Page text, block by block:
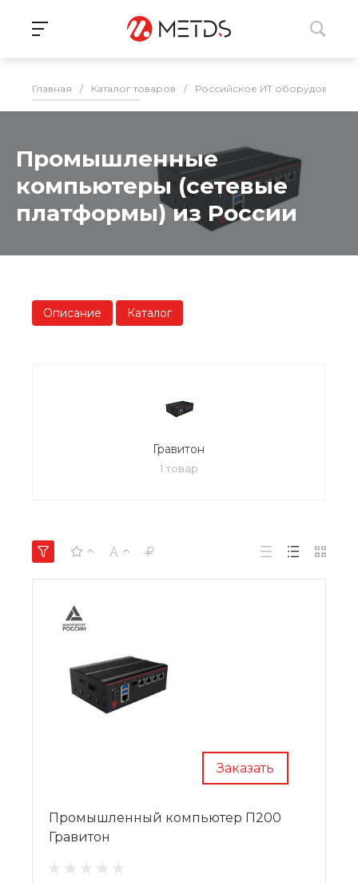
Главная / Каталог товаров / Российское ИТ оборудование
Промышленные
компьютеры (сетевые
платформы) из России
Описание Каталог
Гравитон
1 товар
Заказать
Промышленный компьютер П200
Гравитон